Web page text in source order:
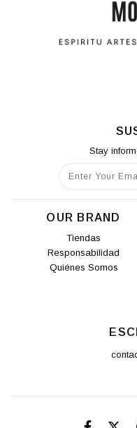
Stay
OUR BRAND
Tiendas
Responsabilidad
Quiénes Somos